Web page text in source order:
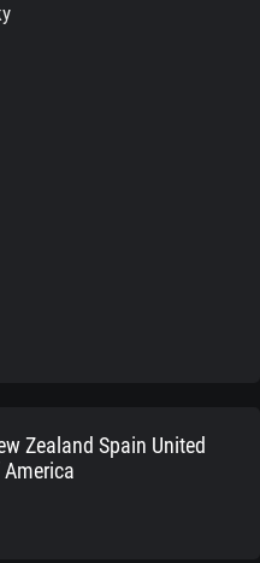
Zealand Spain United